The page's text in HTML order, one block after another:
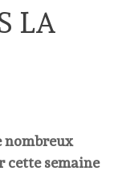
LA
nombreux
cette semaine